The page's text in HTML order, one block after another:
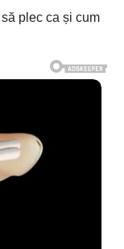
plec ca și cum